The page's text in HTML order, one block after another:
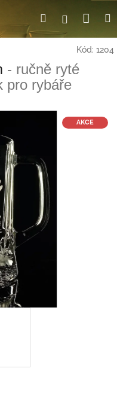
HledatPřihlášení
Kód: 1204
- ručně ryté
pro rybáře
AKCE